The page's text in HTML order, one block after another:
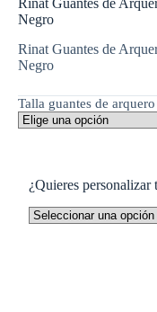
Rinat Guantes de
Negro
Rinat Guantes de
Negro
Talla guantes de arquero
¿Quieres personalizar